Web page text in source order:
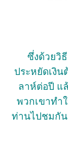
ซึ่งด้วยวิ
ประหยัดเงิ
ลาห์ต่อปี แ
พวกเขาทำ
ท่านไปชมกัน